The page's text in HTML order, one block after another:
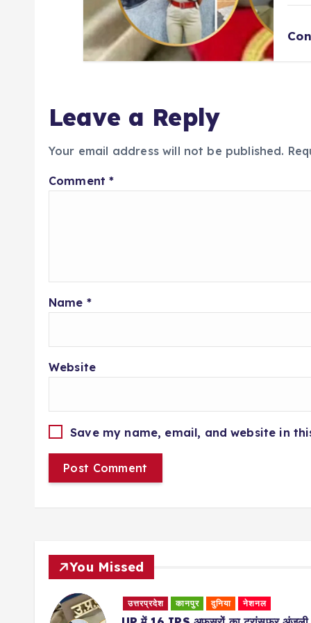
Leave a Reply
Your email address will not be published.
Comment*
Name *
Website
Save my name, email, and website in
You Missed
नेशनल उत्तरप्रदेश कानपुर